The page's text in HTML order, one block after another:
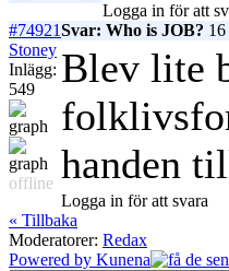
Logga in för att
#74921Svar: Who is JOB? 16
Stoney
Inlägg:
549
offline
Blev lite
handen
Logga in för att svara
« Tillbaka
Moderatorer: Redax
Powered by Kunena